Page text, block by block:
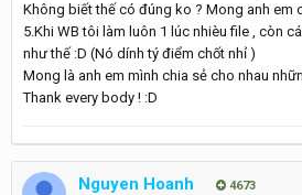
Không biết thế có đúng ko ? Mong anh em
5.Khi WB tôi làm luôn 1 lúc nhièu file , còn
như thế :D (Nó dính tý điểm chốt nhỉ )
Mong là anh em mình chia sẻ cho nhau
Thank every body ! :D
Nguyen Hoanh 4673